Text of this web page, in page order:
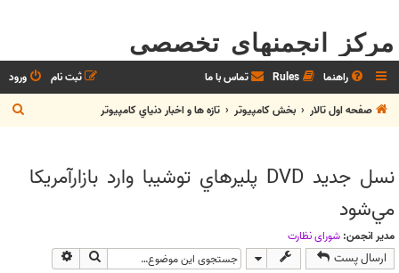
مرکز انجمنهای تخصصی
راهنما Rules تماس با ما ورود
ثبت نام
صفحه اول تالار
بخش كامپيوتر تازه ها و اخبار دنياي کامپيوتر
س
نسل جديد DVD پليرهاي توشيبا وارد بازار‌‏آمريكا
مي‌‏شود
مدیر انجمن: شوراي نظارت
ارسال پست جستجو